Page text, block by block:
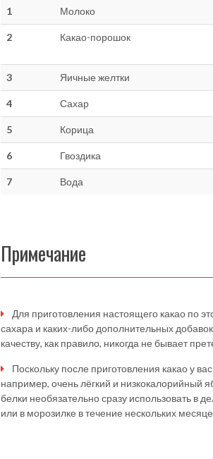
1 Молоко
2 Какао-порошок
3 Яичные желтки
4 Сахар
5 Корица
6 Гвоздика
7 Вода
Примечание
Для приготовления настоящего какао по
сахара и каких-либо дополнительных
качеству, как правило, никогда не бывает
Поскольку после приготовления какао у
например, очень лёгкий и
белки необязательно сразу использовать в
или в морозилке в течение нескольких